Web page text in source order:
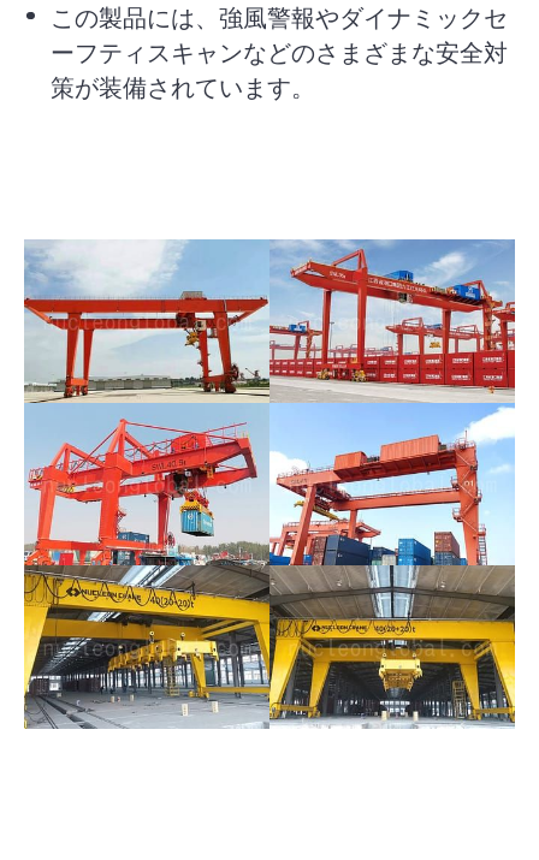
この製品には、強風警報やダイナミックセ
ーフティスキャンなどのさまざまな安全対
策が装備されています。